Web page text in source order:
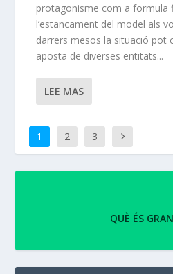
protagonisme com a formula
l’estancament del model als
darrers mesos la situació pot
aposta de diverses entitats...
LEE MAS
1 2 3
QUÈ ÉS